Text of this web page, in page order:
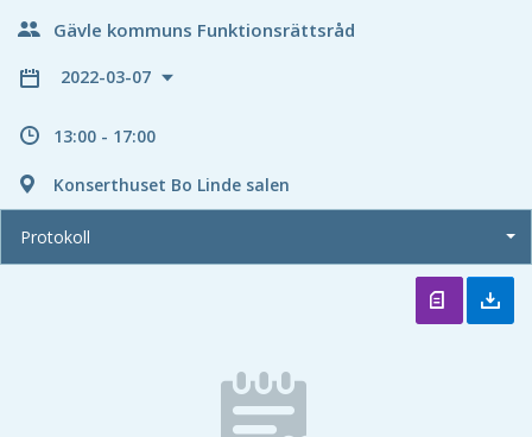
Gävle kommuns Funktionsrättsråd
2022-03-07
13:00 - 17:00
Konserthuset Bo Linde salen
Protokoll